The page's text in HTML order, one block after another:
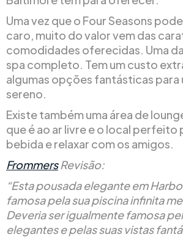
Uma vez que o Four Seasons
caro, muito do valor vem das
comodidades oferecidas. Uma
spa completo. Tem um custo
algumas opções fantásticas para
sereno.
Existe também uma área de
que é ao ar livre e o local perfeito
bebida e relaxar com os amigos.
FrommersRevisão:
“Esta pousada elegante em
famosa pela sua piscina infinita
Deveria ser igualmente famosa
elegantes e pelas suas vistas